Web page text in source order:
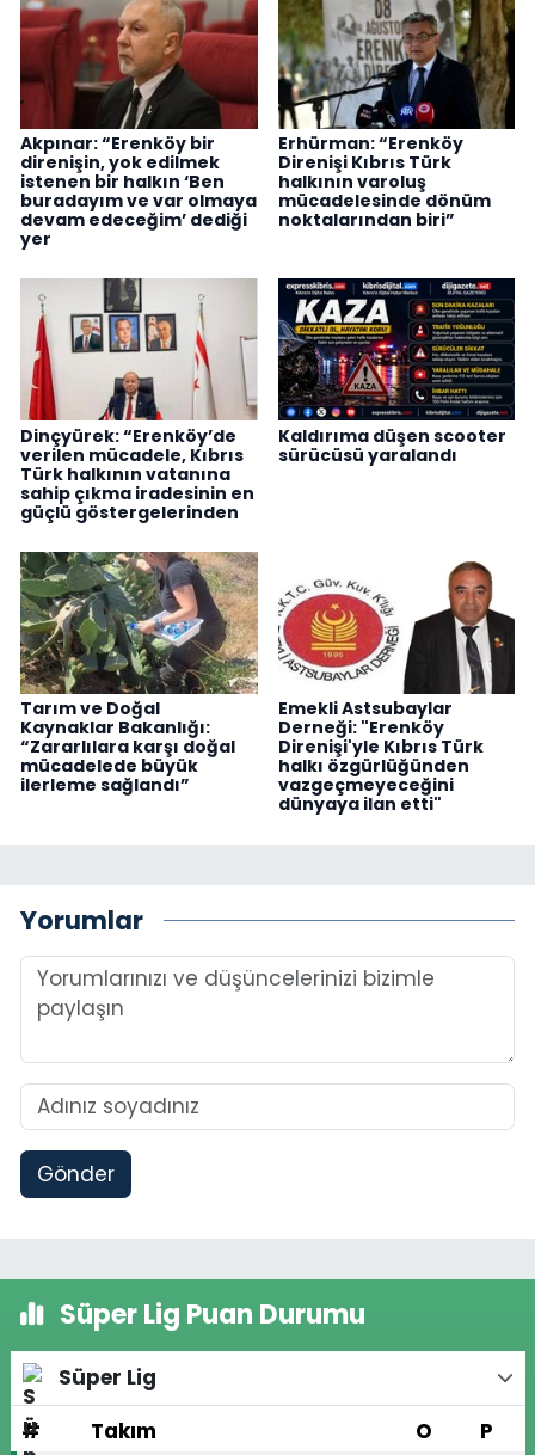
Akpınar: “Erenköy bir
direnişin, yok edilmek
istenen bir halkın ‘Ben
buradayım ve var olmaya
devam edeceğim’ dediği
yer
Erhürman: “Erenköy
Direnişi Kıbrıs Türk
halkının varoluş
mücadelesinde dönüm
noktalarından biri”
Dinçyürek: “Erenköy’de
verilen mücadele, Kıbrıs
Türk halkının vatanına
sahip çıkma iradesinin en
güçlü göstergelerinden
Kaldırıma düşen scooter
sürücüsü yaralandı
Tarım ve Doğal
Kaynaklar Bakanlığı:
“Zararlılara karşı doğal
mücadelede büyük
ilerleme sağlandı”
Emekli Astsubaylar
Derneği: "Erenköy
Direnişi'yle Kıbrıs Türk
halkı özgürlüğünden
vazgeçmeyeceğini
dünyaya ilan etti"
Yorumlar
Gönder
Süper Lig Puan Durumu
Süper Lig
#
Takım O P